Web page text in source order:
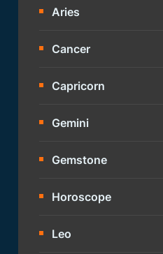
Aries
Cancer
Capricorn
Gemini
Gemstone
Horoscope
Leo